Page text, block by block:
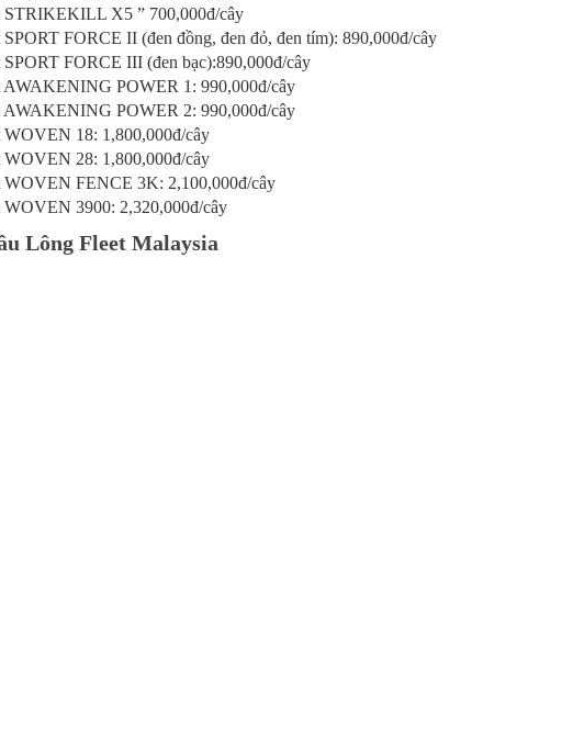
STRIKEKILL X5 ” 700,000đ/cây
FORCE II (đen đồng, đen đỏ, đen tím): 890,000đ/cây
FORCE III (đen bạc):890,000đ/cây
AWAKENING POWER 1: 990,000đ/cây
AWAKENING POWER 2: 990,000đ/cây
18: 1,800,000đ/cây
28: 1,800,000đ/cây
WOVEN FENCE 3K: 2,100,000đ/cây
3900: 2,320,000đ/cây
Lông Fleet Malaysia